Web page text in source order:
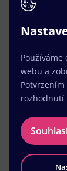
webu a
rozhodnutí